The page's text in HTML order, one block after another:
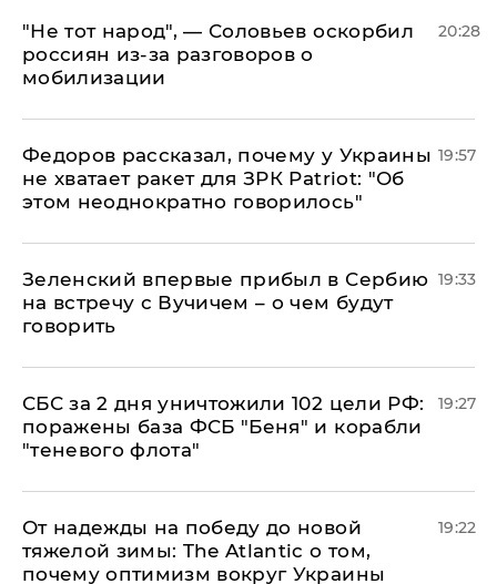
​"Не тот народ", — Соловьев оскорбил
россиян из-за разговоров о
мобилизации
20:28
Федоров рассказал, почему у Украины
не хватает ракет для ЗРК Patriot: "Об
этом неоднократно говорилось"
19:57
Зеленский впервые прибыл в Сербию
на встречу с Вучичем – о чем будут
говорить
19:33
СБС за 2 дня уничтожили 102 цели РФ:
поражены база ФСБ "Беня" и корабли
"теневого флота"
19:27
От надежды на победу до новой
тяжелой зимы: The Atlantic о том,
почему оптимизм вокруг Украины
19:22